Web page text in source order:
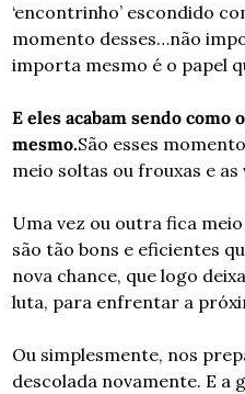
‘encontrinho’ escondido
momento desses…não
importa mesmo é o papel
E eles acabam sendo
mesmo.São esses
meio soltas ou frouxas e
Uma vez ou outra fica
são tão bons e eficientes
nova chance, que logo
luta, para enfrentar a
Ou simplesmente, nos
descolada novamente. E